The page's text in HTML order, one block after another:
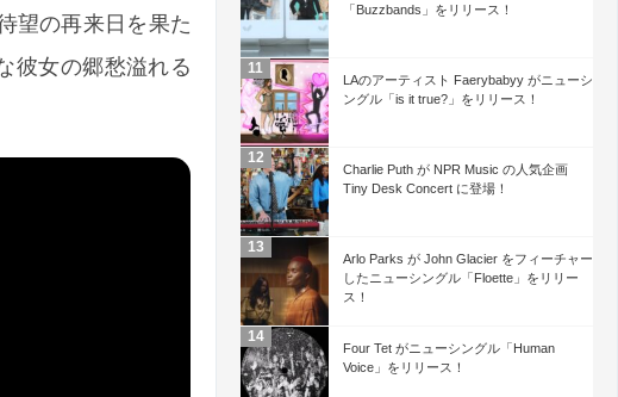
望の再来日を果た
彼女の郷愁溢れる
「Buzzbands」をリリース！
LAのアーティスト Faerybabyy がニューシ
ングル「is it true?」をリリース！
Charlie Puth が NPR Music の人気企画
Tiny Desk Concert に登場！
Arlo Parks が John Glacier をフィーチャー
したニューシングル「Floette」をリリー
ス！
Four Tet がニューシングル「Human
Voice」をリリース！